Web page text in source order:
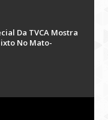
Da TVCA Mostra
No Mato-